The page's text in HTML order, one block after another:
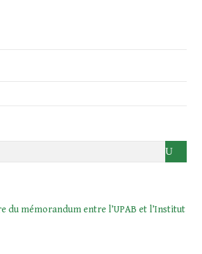
du mémorandum entre l’UPAB et l’Institut